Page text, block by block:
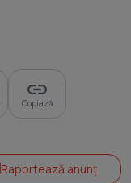
Copiază
Raportează anunț